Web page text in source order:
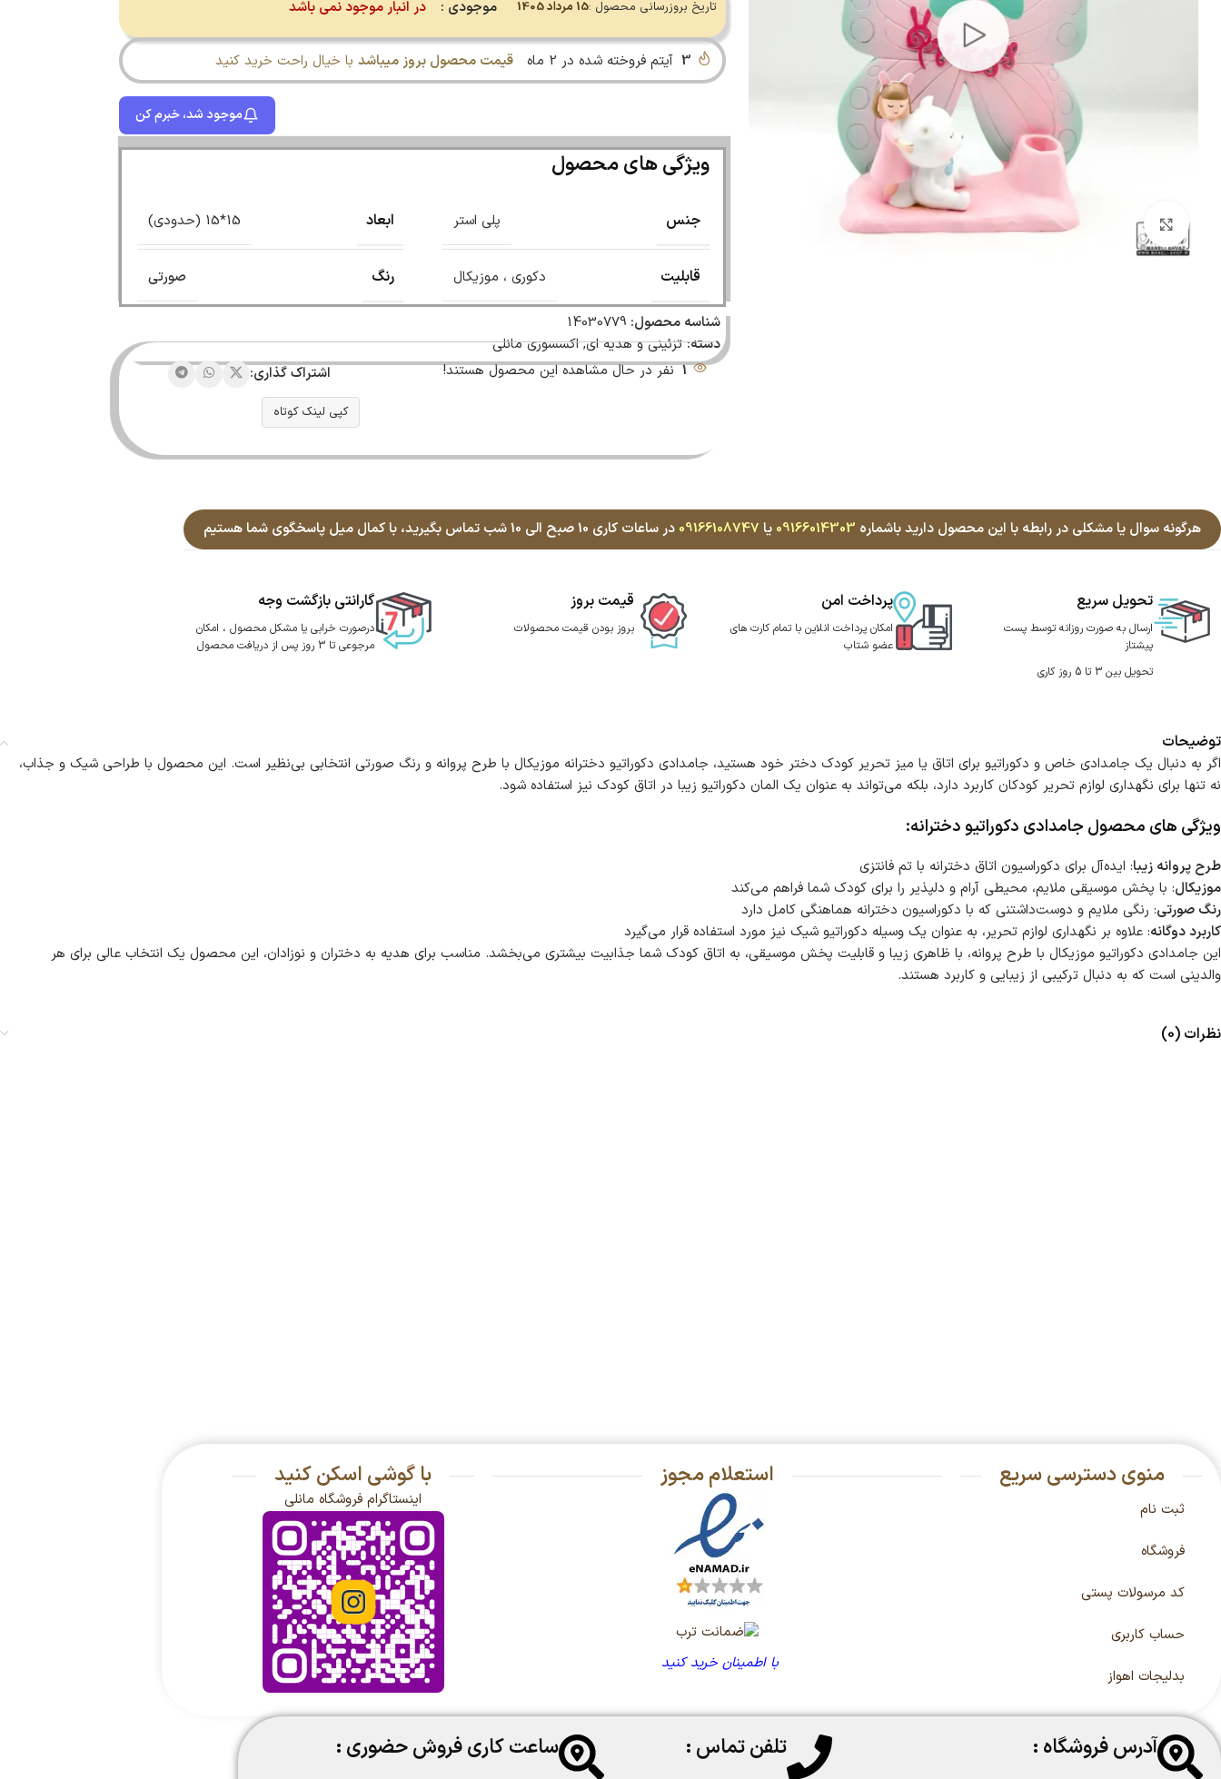
بزرگنمایی تصویر
15 مرداد 1405تاریخ بروزرسانی محصول : موجودی : در انبار موجود نمی باشد
3 آیتم فروخته شده در 2 ماه قیمت محصول بروز میباشد با خیال راحت خرید کنید
موجود شد، خبرم کن
ویژگی های محصول
جنس پلی استر ابعاد 15*15 (حدودی)
قابلیت دکوری ، موزیکال رنگ صورتی
شناسه محصول: 14030779
دسته: تزئینی و هدیه ای, اکسسوری مانلی
1 نفر در حال مشاهده این محصول هستند! اشتراک گذاری:
کپی لینک کوتاه
هرگونه سوال یا مشکلی در رابطه با این محصول دارید باشماره 09166014303 یا 09166108747 در ساعات کاری 10 صبح الی 10 شب تماس بگیرید، با کمال میل پاسخگوی شما هستیم
تحویل سریع
ارسال به صورت روزانه توسط پست
پیشتاز
تحویل بین 3 تا 5 روز کاری
پرداخت امن
امکان پرداخت انلاین با تمام کارت های
عضو شتاب
قیمت بروز
بروز بودن قیمت محصولات
گارانتی بازگشت وجه
درصورت خرابی یا مشکل محصول ، امکان
مرجوعی تا 3 روز پس از دریافت محصول
توضیحات
اگر به دنبال یک جامدادی خاص و دکوراتیو برای اتاق یا میز تحریر کودک دختر خود هستید، جامدادی دکوراتیو دخترانه موزیکال با طرح پروانه و رنگ صورتی انتخابی بی‌نظیر است. این محصول با طراحی شیک و جذاب،
نه تنها برای نگهداری لوازم تحریر کودکان کاربرد دارد، بلکه می‌تواند به عنوان یک المان دکوراتیو زیبا در اتاق کودک نیز استفاده شود.
ویژگی های محصول جامدادی دکوراتیو دخترانه:
طرح پروانه زیبا: ایده‌آل برای دکوراسیون اتاق دخترانه با تم فانتزی
موزیکال: با پخش موسیقی ملایم، محیطی آرام و دلپذیر را برای کودک شما فراهم می‌کند
رنگ صورتی: رنگی ملایم و دوست‌داشتنی که با دکوراسیون دخترانه هماهنگی کامل دارد
کاربرد دوگانه: علاوه بر نگهداری لوازم تحریر، به عنوان یک وسیله دکوراتیو شیک نیز مورد استفاده قرار می‌گیرد
این جامدادی دکوراتیو موزیکال با طرح پروانه، با ظاهری زیبا و قابلیت پخش موسیقی، به اتاق کودک شما جذابیت بیشتری می‌بخشد. مناسب برای هدیه به دختران و نوزادان، این محصول یک انتخاب عالی برای هر
والدینی است که به دنبال ترکیبی از زیبایی و کاربرد هستند.
نظرات (0)
منوی دسترسی سریع
ثبت نام
فروشگاه
کد مرسولات پستی
حساب کاربری
بدلیجات اهواز
استعلام مجوز
با اطمینان خرید کنید
با گوشی اسکن کنید
اینستاگرام فروشگاه مانلی
آدرس فروشگاه : تلفن تماس : ساعت کاری فروش حضوری :